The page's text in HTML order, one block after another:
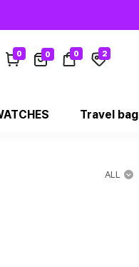
0 0 0 2
Travel bag
ALL